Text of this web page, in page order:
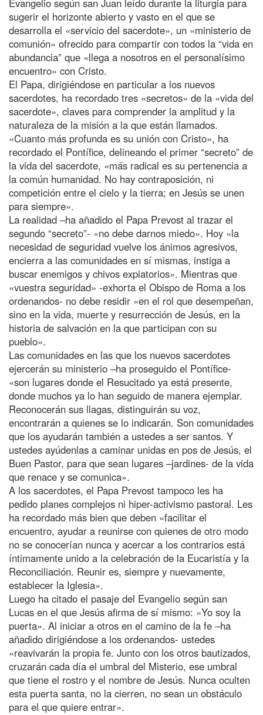
Evangelio según san Juan leído durante la liturgia para
sugerir el horizonte abierto y vasto en el que se
desarrolla el «servicio del sacerdote», un «ministerio de
comunión» ofrecido para compartir con todos la “vida en
abundancia” que «llega a nosotros en el personalísimo
encuentro» con Cristo.
El Papa, dirigiéndose en particular a los nuevos
sacerdotes, ha recordado tres «secretos» de la «vida del
sacerdote», claves para comprender la amplitud y la
naturaleza de la misión a la que están llamados.
«Cuanto más profunda es su unión con Cristo», ha
recordado el Pontífice, delineando el primer “secreto” de
la vida del sacerdote, «más radical es su pertenencia a
la común humanidad. No hay contraposición, ni
competición entre el cielo y la tierra; en Jesús se unen
para siempre».
La realidad –ha añadido el Papa Prevost al trazar el
segundo “secreto”- «no debe darnos miedo». Hoy «la
necesidad de seguridad vuelve los ánimos agresivos,
encierra a las comunidades en sí mismas, instiga a
buscar enemigos y chivos expiatorios». Mientras que
«vuestra seguridad» -exhorta el Obispo de Roma a los
ordenandos- no debe residir «en el rol que desempeñan,
sino en la vida, muerte y resurrección de Jesús, en la
historia de salvación en la que participan con su
pueblo».
Las comunidades en las que los nuevos sacerdotes
ejercerán su ministerio –ha proseguido el Pontífice-
«son lugares donde el Resucitado ya está presente,
donde muchos ya lo han seguido de manera ejemplar.
Reconocerán sus llagas, distinguirán su voz,
encontrarán a quienes se lo indicarán. Son comunidades
que los ayudarán también a ustedes a ser santos. Y
ustedes ayúdenlas a caminar unidas en pos de Jesús, el
Buen Pastor, para que sean lugares –jardines- de la vida
que renace y se comunica».
A los sacerdotes, el Papa Prevost tampoco les ha
pedido planes complejos ni hiper-activismo pastoral. Les
ha recordado más bien que deben «facilitar el
encuentro, ayudar a reunirse con quienes de otro modo
no se conocerían nunca y acercar a los contrarios está
íntimamente unido a la celebración de la Eucaristía y la
Reconciliación. Reunir es, siempre y nuevamente,
establecer la Iglesia».
Luego ha citado el pasaje del Evangelio según san
Lucas en el que Jesús afirma de sí mismo: «Yo soy la
puerta». Al iniciar a otros en el camino de la fe –ha
añadido dirigiéndose a los ordenandos- ustedes
«reavivarán la propia fe. Junto con los otros bautizados,
cruzarán cada día el umbral del Misterio, ese umbral
que tiene el rostro y el nombre de Jesús. Nunca oculten
esta puerta santa, no la cierren, no sean un obstáculo
para el que quiere entrar».